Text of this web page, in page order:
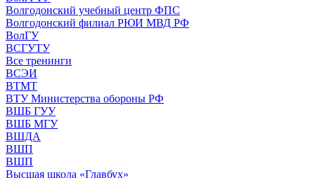
Волгодонский учебный центр ФПС
Волгодонский филиал РЮИ МВД РФ
ВолГУ
ВСГУТУ
Все тренинги
ВСЭИ
ВТМТ
ВТУ Министерства обороны РФ
ВШБ ГУУ
ВШБ МГУ
ВШДА
ВШП
ВШП
Высшая школа «Главбух»